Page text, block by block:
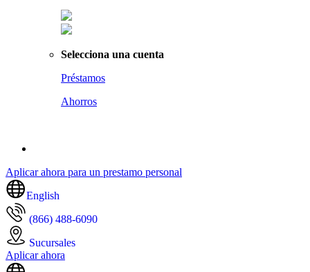
Selecciona una cuenta
Préstamos
Ahorros
Aplicar ahora para un prestamo personal
English
(866) 488-6090
Sucursales
Aplicar ahora